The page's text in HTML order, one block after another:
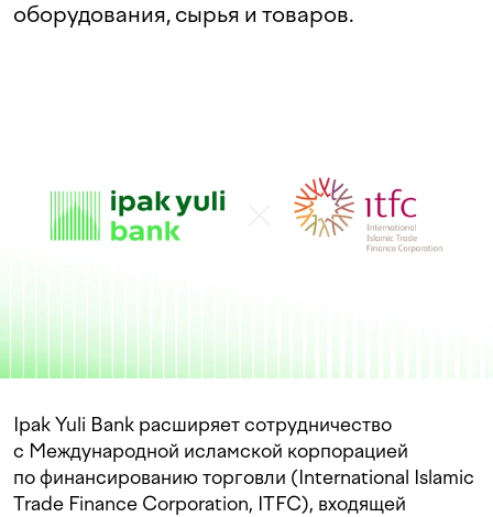
оборудования, сырья и товаров.
Ipak Yuli Bank расширяет сотрудничество
с Международной исламской корпорацией
по финансированию торговли (International Islamic
Trade Finance Corporation, ITFC), входящей